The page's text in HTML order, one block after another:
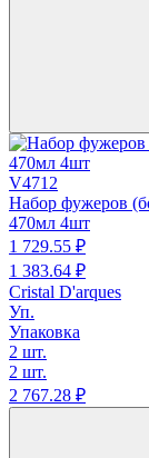
V4712
Набор фужеров
470мл 4шт
1 729.55 ₽
1 383.64 ₽
Cristal D'arques
Уп.
Упаковка
2 шт.
2 шт.
2 767.28 ₽